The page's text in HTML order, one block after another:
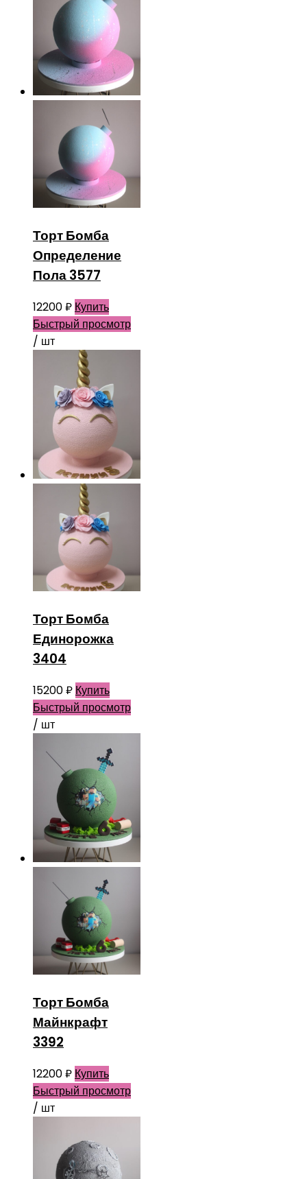
Торт Бомба
Определение
Пола 3577
12200₽ Купить
Быстрый просмотр
/ шт
Торт Бомба
Единорожка
3404
15200₽ Купить
Быстрый просмотр
/ шт
Торт Бомба
Майнкрафт
3392
12200₽ Купить
Быстрый просмотр
/ шт